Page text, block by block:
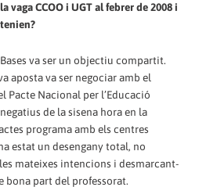
vaga CCOO i UGT al febrer de 2008 i
va ser un objectiu compartit.
aposta va ser negociar amb el
Pacte Nacional per l’Educació
de la sisena hora en la
programa amb els centres
estat un desengany total, no
mateixes intencions i desmarcant-
bona part del professorat.